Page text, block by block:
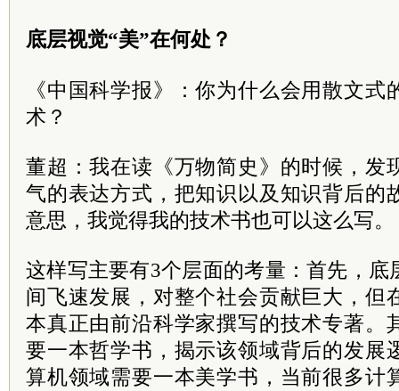
底层视觉“美”在何处？
《中国科学报》：你为什么会用散文
术？
董超：我在读《万物简史》的时候，发
气的表达方式，把知识以及知识背后的
意思，我觉得我的技术书也可以这么写。
这样写主要有3个层面的考量：首先，底
间飞速发展，对整个社会贡献巨大，但
本真正由前沿科学家撰写的技术专著。
要一本哲学书，揭示该领域背后的发展
算机领域需要一本美学书，当前很多计